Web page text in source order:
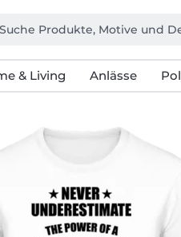
& Living Anlässe